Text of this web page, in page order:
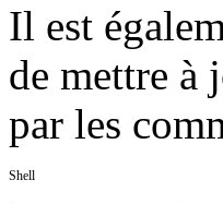
Il est
de mettre à
par les
Shell